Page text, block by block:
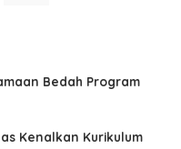
Bedah Program
Kenalkan Kurikulum